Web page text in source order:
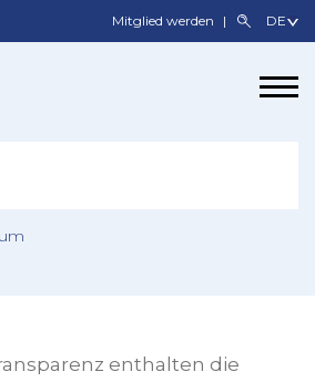
Mitglied werden
enthalten die